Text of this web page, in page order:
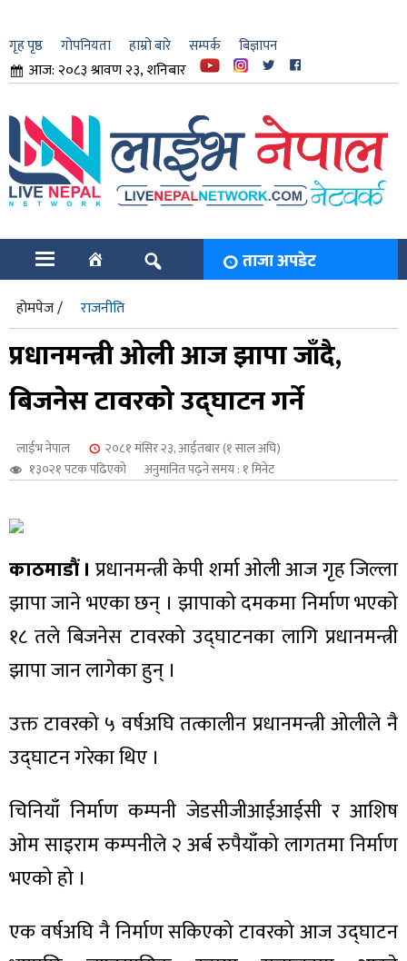
गृह पृष्ठ गोपनियता हाम्रो बारे सम्पर्क बिज्ञापन
आज: २०८३ श्रावण २३, शनिबार
ताजा अपडेट
होमपेज / राजनीति
प्रधानमन्त्री ओली आज झापा जाँदै,
बिजनेस टावरको उद्घाटन गर्ने
लाईभ नेपाल
२०८१ मंसिर २३, आईतबार (१ साल अघि)
१३०२१ पटक पढिएको
अनुमानित पढ्ने समय : १ मिनेट
काठमाडौं । प्रधानमन्त्री केपी शर्मा ओली आज गृह जिल्ला
झापा जाने भएका छन् । झापाको दमकमा निर्माण भएको
१८ तले बिजनेस टावरको उद्घाटनका लागि प्रधानमन्त्री
झापा जान लागेका हुन् ।
उक्त टावरको ५ वर्षअघि तत्कालीन प्रधानमन्त्री ओलीले नै
उद्घाटन गरेका थिए ।
चिनियाँ निर्माण कम्पनी जेडसीजीआईआईसी र आशिष
ओम साइराम कम्पनीले २ अर्ब रुपैयाँको लागतमा निर्माण
भएको हो ।
एक वर्षअघि नै निर्माण सकिएको टावरको आज उद्घाटन